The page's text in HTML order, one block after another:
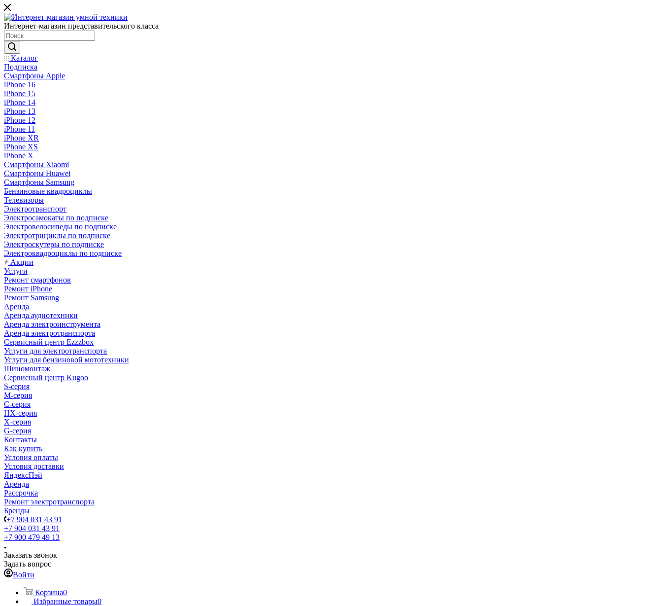
Интернет-магазин представительского класса
Каталог
Подписка
Смартфоны Apple
iPhone 16
iPhone 15
iPhone 14
iPhone 13
iPhone 12
iPhone 11
iPhone XR
iPhone XS
iPhone X
Смартфоны Xiaomi
Смартфоны Huawei
Смартфоны Samsung
Бензиновые квадроциклы
Телевизоры
Электротранспорт
Электросамокаты по подписке
Электровелосипеды по подписке
Электротрициклы по подписке
Электроскутеры по подписке
Электроквадроциклы по подписке
Акции
Услуги
Ремонт смартфонов
Ремонт iPhone
Ремонт Samsung
Аренда
Аренда аудиотехники
Аренда электроинструмента
Аренда электротранспорта
Сервисный центр Ezzzbox
Услуги для электротранспорта
Услуги для бензиновой мототехники
Шиномонтаж
Сервисный центр Kugoo
S-cерия
M-серия
С-серия
HX-серия
X-серия
G-серия
Контакты
Как купить
Условия оплаты
Условия доставки
ЯндексПэй
Аренда
Рассрочка
Ремонт электротранспорта
Бренды
+7 904 031 43 91
+7 904 031 43 91
+7 900 479 49 13
Заказать звонок
Задать вопрос
Войти
Корзина0
Избранные товары0